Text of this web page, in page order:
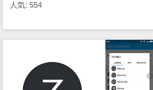
人気: 554